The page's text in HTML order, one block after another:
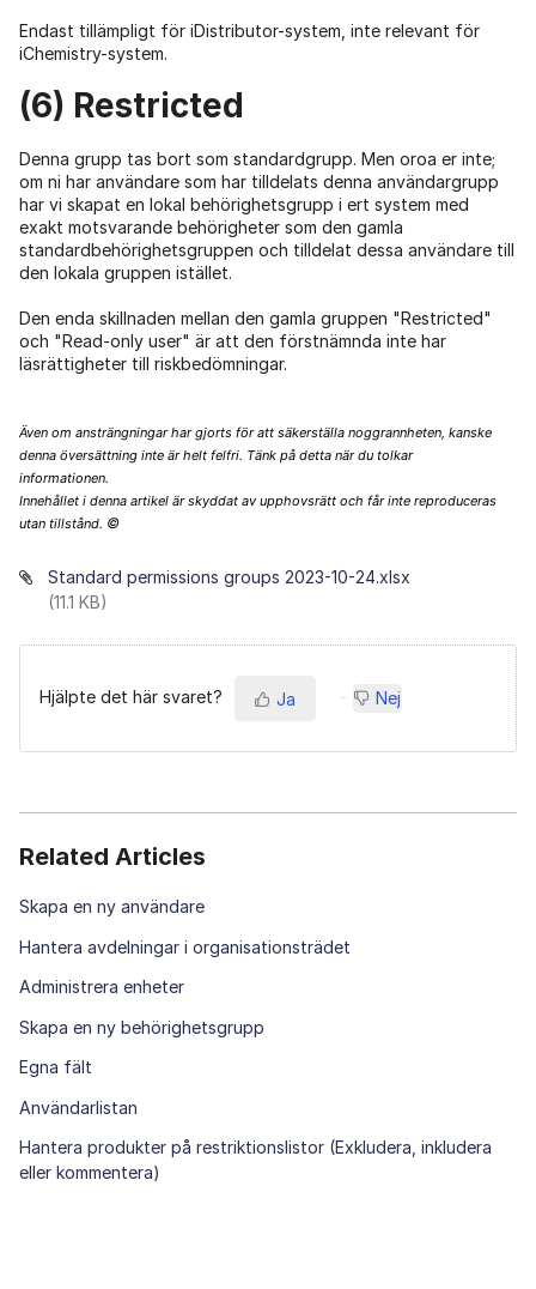
Endast tillämpligt för iDistributor-system, inte relevant för
iChemistry-system.
(6) Restricted
Denna grupp tas bort som standardgrupp. Men oroa er inte;
om ni har användare som har tilldelats denna användargrupp
har vi skapat en lokal behörighetsgrupp i ert system med
exakt motsvarande behörigheter som den gamla
standardbehörighetsgruppen och tilldelat dessa användare till
den lokala gruppen istället.
Den enda skillnaden mellan den gamla gruppen "Restricted"
och "Read-only user" är att den förstnämnda inte har
läsrättigheter till riskbedömningar.
Även om ansträngningar har gjorts för att säkerställa noggrannheten, kanske
denna översättning inte är helt felfri. Tänk på detta när du tolkar
informationen.
Innehållet i denna artikel är skyddat av upphovsrätt och får inte reproduceras
utan tillstånd. ©
Standard permissions groups 2023-10-24.xlsx
(11.1 KB)
Hjälpte det här svaret? Ja Nej
Related Articles
Skapa en ny användare
Hantera avdelningar i organisationsträdet
Administrera enheter
Skapa en ny behörighetsgrupp
Egna fält
Användarlistan
Hantera produkter på restriktionslistor (Exkludera, inkludera
eller kommentera)